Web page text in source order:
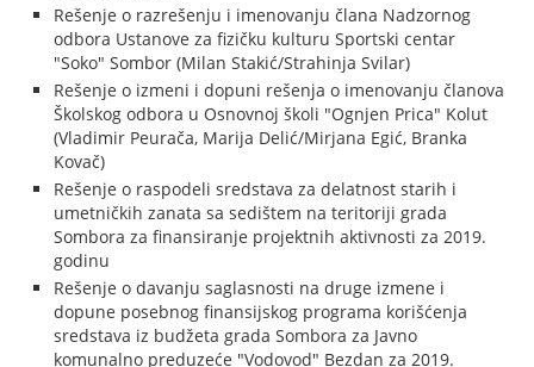
Rešenje o razrešenju i imenovanju člana Nadzornog
odbora Ustanove za fizičku kulturu Sportski centar
"Soko" Sombor (Milan Stakić/Strahinja Svilar)
Rešenje o izmeni i dopuni rešenja o imenovanju članova
Školskog odbora u Osnovnoj školi "Ognjen Prica" Kolut
(Vladimir Peurača, Marija Delić/Mirjana Egić, Branka
Kovač)
Rešenje o raspodeli sredstava za delatnost starih i
umetničkih zanata sa sedištem na teritoriji grada
Sombora za finansiranje projektnih aktivnosti za 2019.
godinu
Rešenje o davanju saglasnosti na druge izmene i
dopune posebnog finansijskog programa korišćenja
sredstava iz budžeta grada Sombora za Javno
komunalno preduzeće "Vodovod" Bezdan za 2019.